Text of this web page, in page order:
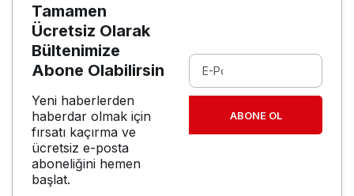
Tamamen
Ücretsiz Olarak
Bültenimize
Abone Olabilirsin
Yeni haberlerden
haberdar olmak için
fırsatı kaçırma ve
ücretsiz e-posta
aboneliğini hemen
başlat.
ABONE OL